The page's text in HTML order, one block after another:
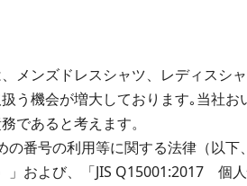
メンズドレスシャツ、レディスシ
う機会が増大しております｡当社
であると考えます。
番号の利用等に関する法律（以
および、「JIS Q15001:2017 個